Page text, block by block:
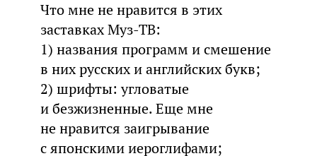
Что мне не нравится в этих
заставках Муз-ТВ:
1) названия программ и смешение
в них русских и английских букв;
2) шрифты: угловатые
и безжизненные. Еще мне
не нравится заигрывание
с японскими иероглифами;